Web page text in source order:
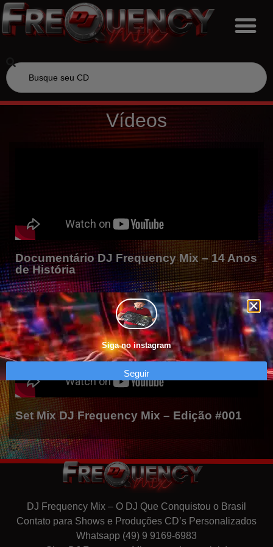
Vídeos
Documentário DJ Frequency Mix – 14 Anos
de História
Set Mix DJ Frequency Mix – Edição #001
DJ Frequency Mix – O DJ Que Conquistou o Brasil
Contato para Shows e Produções CD’s Personalizados
Whatsapp (49) 9 9169-6983
Siga no instagram
Seguir